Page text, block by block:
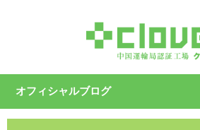
オフィシャルブログ